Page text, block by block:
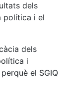
dels
política i el
dels
i
el SGIQ